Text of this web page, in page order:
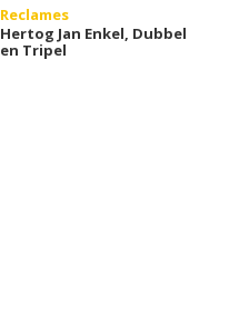
Reclames
Hertog Jan Enkel, Dubbel
en Tripel